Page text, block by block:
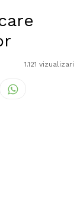
1.121 vizualizari